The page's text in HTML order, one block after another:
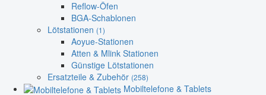
Reflow-Öfen
BGA-Schablonen
Lötstationen (1)
Aoyue-Stationen
Atten & Mlink Stationen
Günstige Lötstationen
Ersatzteile & Zubehör (258)
Mobiltelefone & Tablets